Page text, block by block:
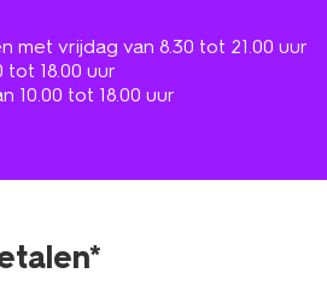
met vrijdag van 8.30 tot 21.00 uur
tot 18.00 uur
10.00 tot 18.00 uur